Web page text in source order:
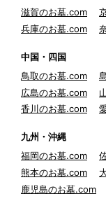
滋賀のお墓.com
兵庫のお墓.com
中国・四国
鳥取のお墓.com
広島のお墓.com
香川のお墓.com
九州・沖縄
福岡のお墓.com
熊本のお墓.com
鹿児島のお墓.com